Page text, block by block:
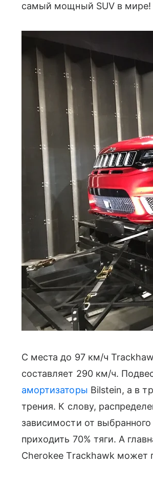
самый мощный SUV в мире!
С места до 97 км/ч
составляет 290 км/ч.
амортизаторы Bilstein, а в
трения. К слову,
зависимости от
приходить 70% тяги. А
Cherokee Trackhawk может